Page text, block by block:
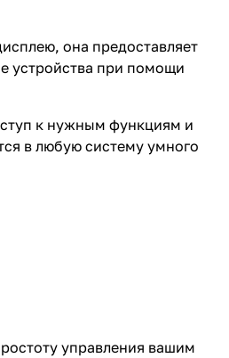
она предоставляет
устройства при помощи
к нужным функциям и
в любую систему умного
управления вашим